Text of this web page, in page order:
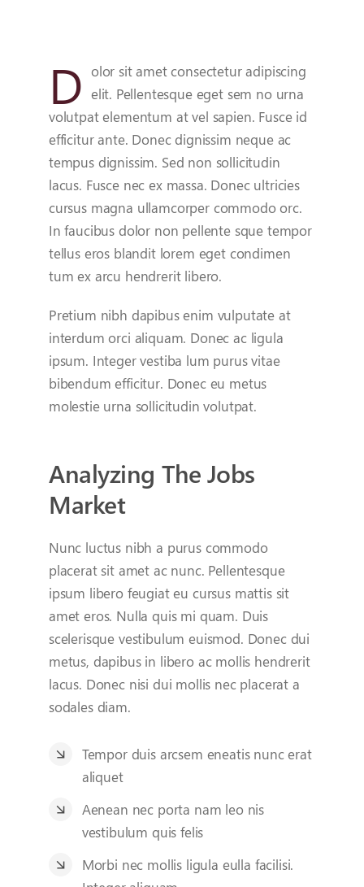
D olor sit amet consectetur adipiscing
elit. Pellentesque eget sem no urna
volutpat elementum at vel sapien. Fusce id
efficitur ante. Donec dignissim neque ac
tempus dignissim. Sed non sollicitudin
lacus. Fusce nec ex massa. Donec ultricies
cursus magna ullamcorper commodo orc.
In faucibus dolor non pellente sque tempor
tellus eros blandit lorem eget condimen
tum ex arcu hendrerit libero.
Pretium nibh dapibus enim vulputate at
interdum orci aliquam. Donec ac ligula
ipsum. Integer vestiba lum purus vitae
bibendum efficitur. Donec eu metus
molestie urna sollicitudin volutpat.
Analyzing The Jobs
Market
Nunc luctus nibh a purus commodo
placerat sit amet ac nunc. Pellentesque
ipsum libero feugiat eu cursus mattis sit
amet eros. Nulla quis mi quam. Duis
scelerisque vestibulum euismod. Donec dui
metus, dapibus in libero ac mollis hendrerit
lacus. Donec nisi dui mollis nec placerat a
sodales diam.
Tempor duis arcsem eneatis nunc erat
aliquet
Aenean nec porta nam leo nis
vestibulum quis felis
Morbi nec mollis ligula eulla facilisi.